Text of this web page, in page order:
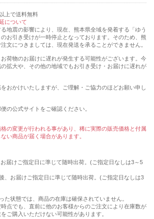
上で送料無料
について
地震の影響により、現在、熊本県全域を発着する「ゆう
お引き受けが一時停止となっております。そのため、熊
文につきましては、現在発送を承ることができません。
荷物のお届けに遅れが発生する可能性がございます。今
拡大や、その他の地域でもお引き受け・お届けに遅れが
おかけいたしますが、ご理解・ご協力のほどお願い申し
の公式サイトをご確認ください。
の変更が行われる事があり、稀に実際の販売価格と付属
い商品が届く場合があります。
届けご指定日に準じて随時出荷。(ご指定日なしは3～5
、お届けご指定日に準じて随時出荷。(ご指定日なしは3
た状態では、商品の在庫は確保されていません。
点でも、直前に他のお客様からのご注文により在庫数が
ご購入いただけない可能性があります。